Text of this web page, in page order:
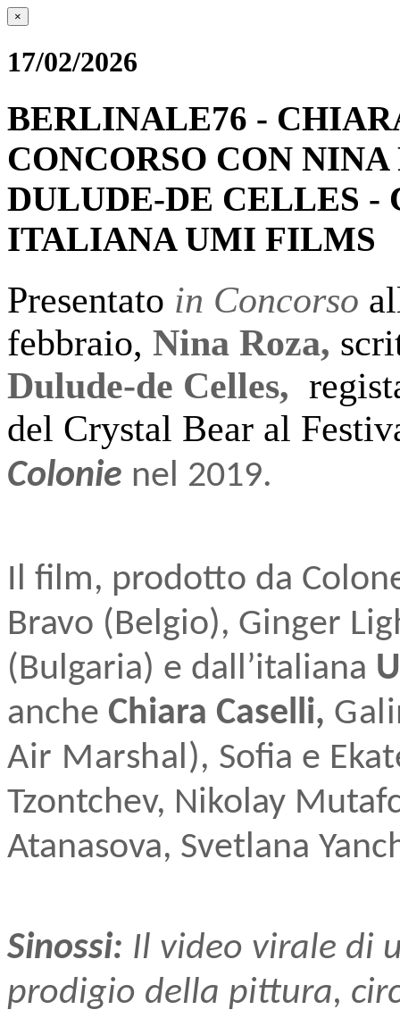
×
17/02/2026
BERLINALE76 -
CONCORSO CON
DULUDE-DE CELLES -
ITALIANA UMI FILMS
Presentato in Concorso
febbraio, Nina Roza,
Dulude-de Celles,
del Crystal Bear al
Colonie nel 2019.
Il film, prodotto da
Bravo (Belgio), Ginger
(Bulgaria) e dall’italiana
anche Chiara Caselli,
Air Marshal), Sofia e
Tzontchev, Nikolay
Atanasova, Svetlana
Sinossi: Il video virale di
prodigio della pittura,